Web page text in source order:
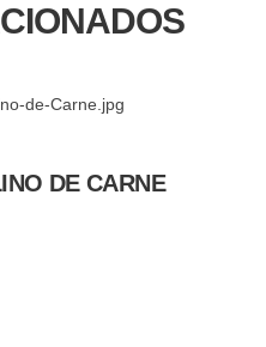
DE CARNE